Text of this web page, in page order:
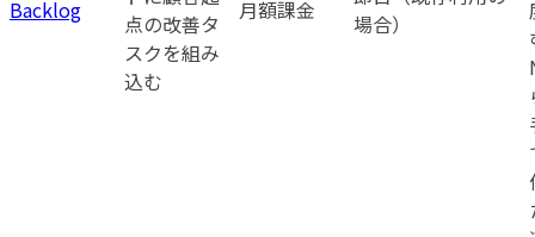
Backlog
点の改善タ
スクを組み
込む
月額課金
場合）